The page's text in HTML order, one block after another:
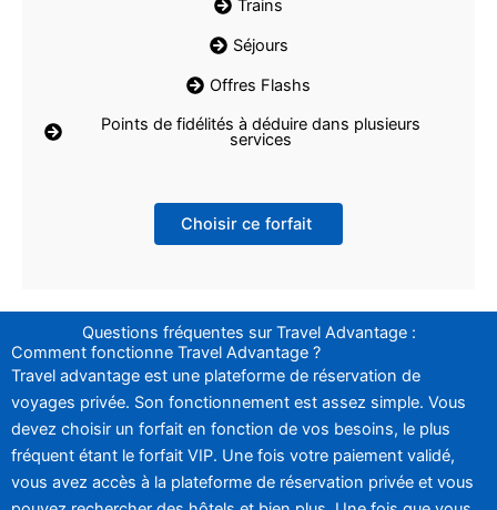
Trains
Séjours
Offres Flashs
Points de fidélités à déduire dans plusieurs
services
Choisir ce forfait
Questions fréquentes sur Travel Advantage :
Comment fonctionne Travel Advantage ?
Travel advantage est une plateforme de réservation de
voyages privée. Son fonctionnement est assez simple. Vous
devez choisir un forfait en fonction de vos besoins, le plus
fréquent étant le forfait VIP. Une fois votre paiement validé,
vous avez accès à la plateforme de réservation privée et vous